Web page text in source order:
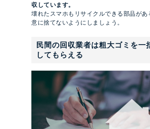
収しています。
壊れたスマホもリサイクルできる部品があ
意に捨てないようにしましょう。
民間の回収業者は粗大ゴミを一
してもらえる